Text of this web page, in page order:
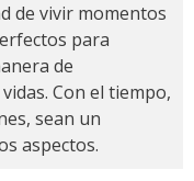
de vivir momentos
para
de
Con el tiempo,
sean un
aspectos.